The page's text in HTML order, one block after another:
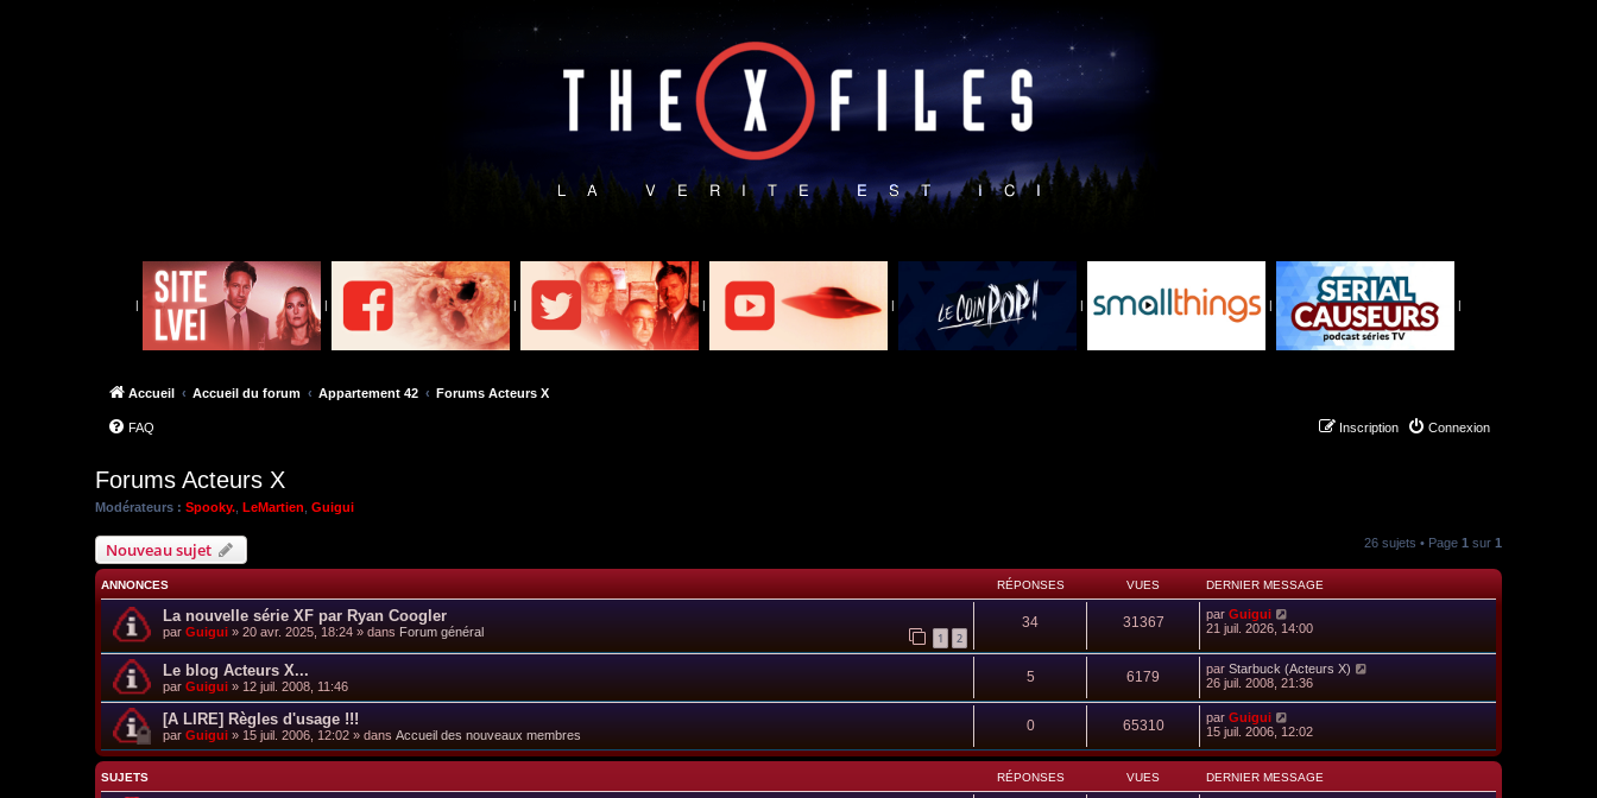
| | | | | | | |
Accueil Accueil du forum Appartement 42 Forums Acteurs X
FAQ Connexion
Inscription
Forums Acteurs X
Modérateurs : Spooky. LeMartien Guigui
Nouveau sujet 26 sujets • Page 1 sur 1
ANNONCES RÉPONSES VUES DERNIER MESSAGE
La nouvelle série XF par Ryan Coogler
par Guigui » 20 avr. 2025, 18:24 » dans Forum général 1 2
34 31367 par Guigui
21 juil. 2026, 14:00
Le blog Acteurs X...
par Guigui » 12 juil. 2008, 11:46
5 6179 par Starbuck (Acteurs X)
26 juil. 2008, 21:36
[A LIRE] Règles d'usage !!!
par Guigui » 15 juil. 2006, 12:02 » dans Accueil des nouveaux membres
0 65310 par Guigui
15 juil. 2006, 12:02
SUJETS RÉPONSES VUES DERNIER MESSAGE